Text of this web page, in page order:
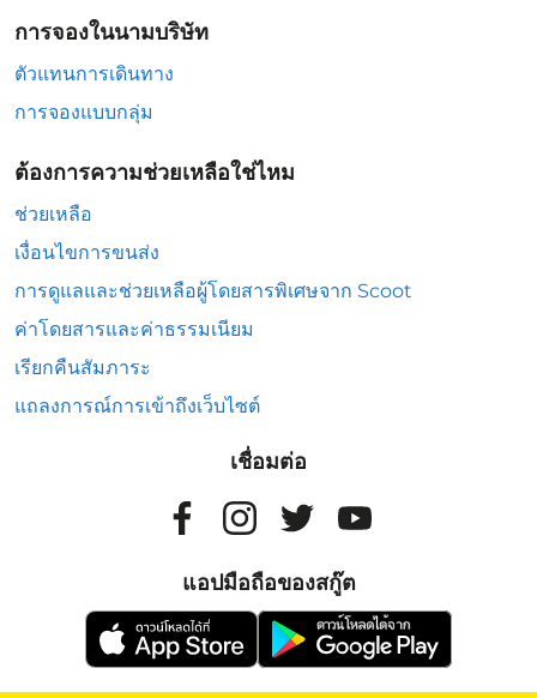
การจองในนามบริษัท
ตัวแทนการเดินทาง
การจองแบบกลุ่ม
ต้องการความช่วยเหลือใช่ไหม
ช่วยเหลือ
เงื่อนไขการขนส่ง
การดูแลและช่วยเหลือผู้โดยสารพิเศษจาก Scoot
ค่าโดยสารและค่าธรรมเนียม
เรียกคืนสัมภาระ
แถลงการณ์การเข้าถึงเว็บไซต์
เชื่อมต่อ
แอปมือถือของสกู๊ต